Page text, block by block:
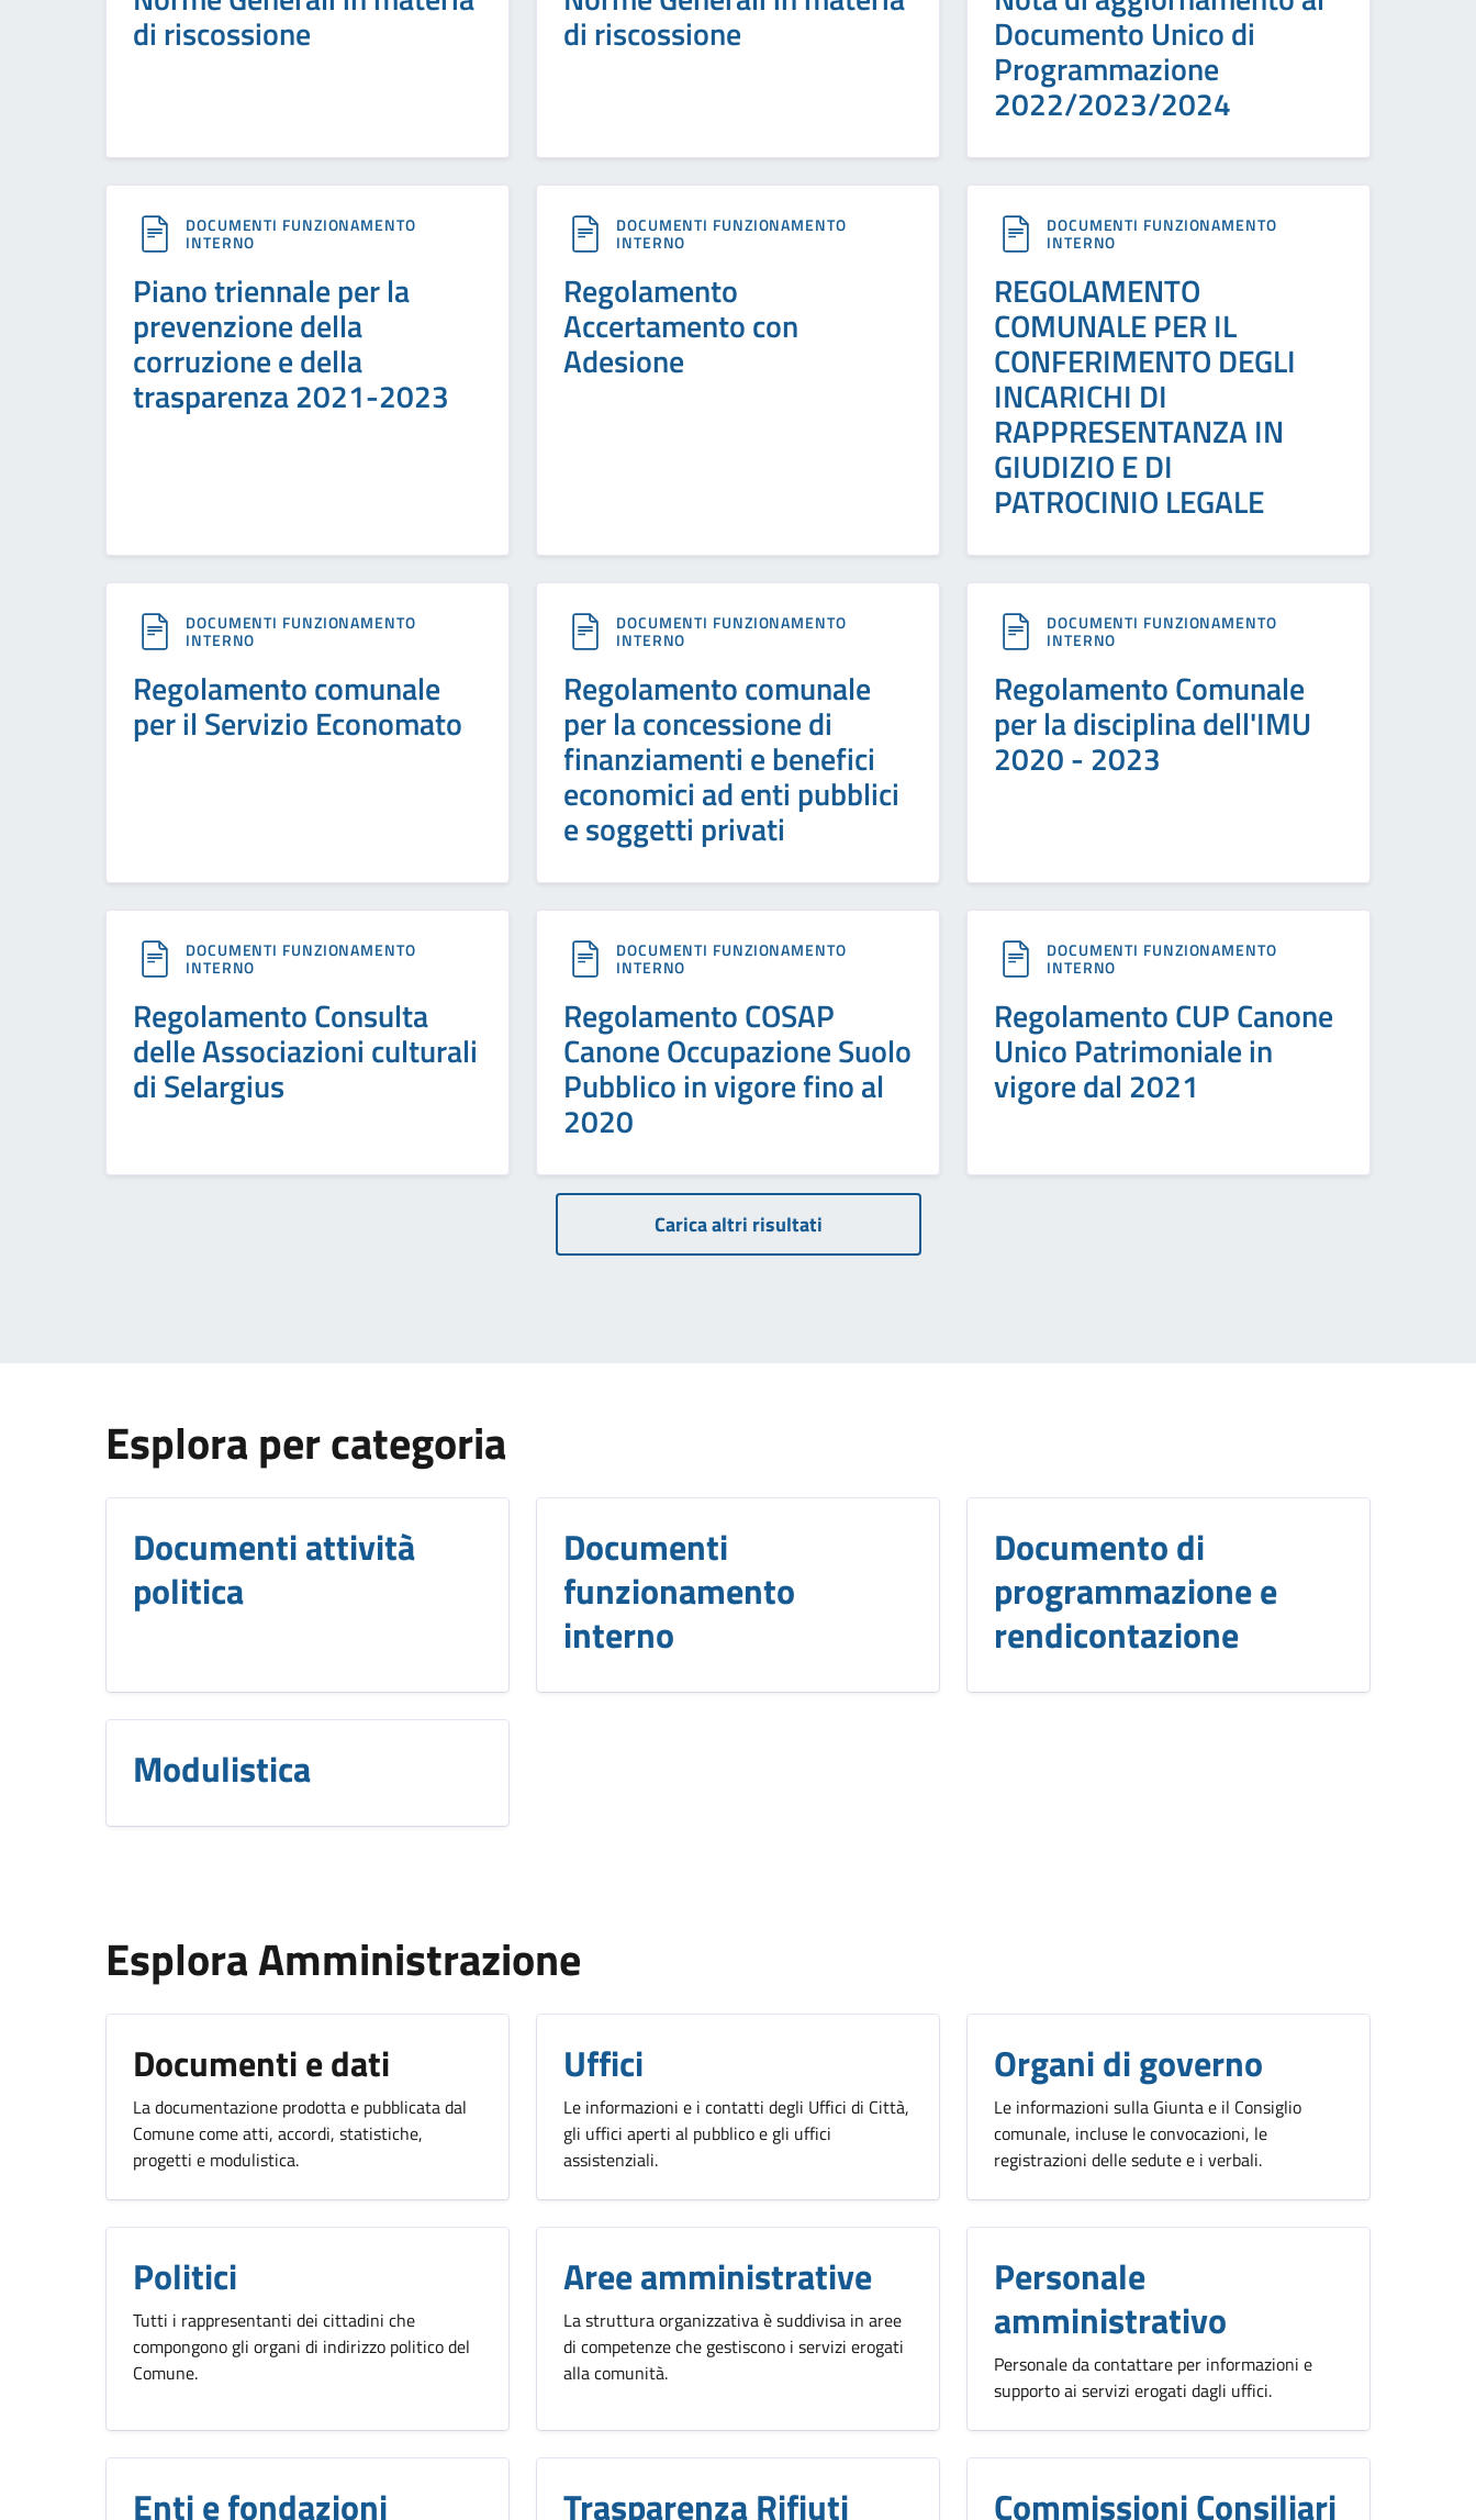
di riscossione di riscossione Documento Unico di
Programmazione
2022/2023/2024
DOCUMENTI FUNZIONAMENTO
INTERNO
Piano triennale per la
prevenzione della
corruzione e della
trasparenza 2021-2023
DOCUMENTI FUNZIONAMENTO
INTERNO
Regolamento
Accertamento con
Adesione
DOCUMENTI FUNZIONAMENTO
INTERNO
REGOLAMENTO
COMUNALE PER IL
CONFERIMENTO DEGLI
INCARICHI DI
RAPPRESENTANZA IN
GIUDIZIO E DI
PATROCINIO LEGALE
DOCUMENTI FUNZIONAMENTO
INTERNO
Regolamento comunale
per il Servizio Economato
DOCUMENTI FUNZIONAMENTO
INTERNO
Regolamento comunale
per la concessione di
finanziamenti e benefici
economici ad enti pubblici
e soggetti privati
DOCUMENTI FUNZIONAMENTO
INTERNO
Regolamento Comunale
per la disciplina dell'IMU
2020 - 2023
DOCUMENTI FUNZIONAMENTO
INTERNO
Regolamento Consulta
delle Associazioni culturali
di Selargius
DOCUMENTI FUNZIONAMENTO
INTERNO
Regolamento COSAP
Canone Occupazione Suolo
Pubblico in vigore fino al
2020
DOCUMENTI FUNZIONAMENTO
INTERNO
Regolamento CUP Canone
Unico Patrimoniale in
vigore dal 2021
Carica altri risultati
Esplora per categoria
Documenti attività
politica
Documenti
funzionamento
interno
Documento di
programmazione e
rendicontazione
Modulistica
Esplora Amministrazione
Documenti e dati
La documentazione prodotta e pubblicata dal
Comune come atti, accordi, statistiche,
progetti e modulistica.
Uffici
Le informazioni e i contatti degli Uffici di Città,
gli uffici aperti al pubblico e gli uffici
assistenziali.
Organi di governo
Le informazioni sulla Giunta e il Consiglio
comunale, incluse le convocazioni, le
registrazioni delle sedute e i verbali.
Politici
Tutti i rappresentanti dei cittadini che
compongono gli organi di indirizzo politico del
Comune.
Aree amministrative
La struttura organizzativa è suddivisa in aree
di competenze che gestiscono i servizi erogati
alla comunità.
Personale
amministrativo
Personale da contattare per informazioni e
supporto ai servizi erogati dagli uffici.
Enti e fondazioni Trasparenza Rifiuti Commissioni Consiliari